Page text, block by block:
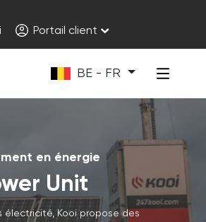
Portail client
BE - FR
en énergie
Unit
électricité, Kooi propose des